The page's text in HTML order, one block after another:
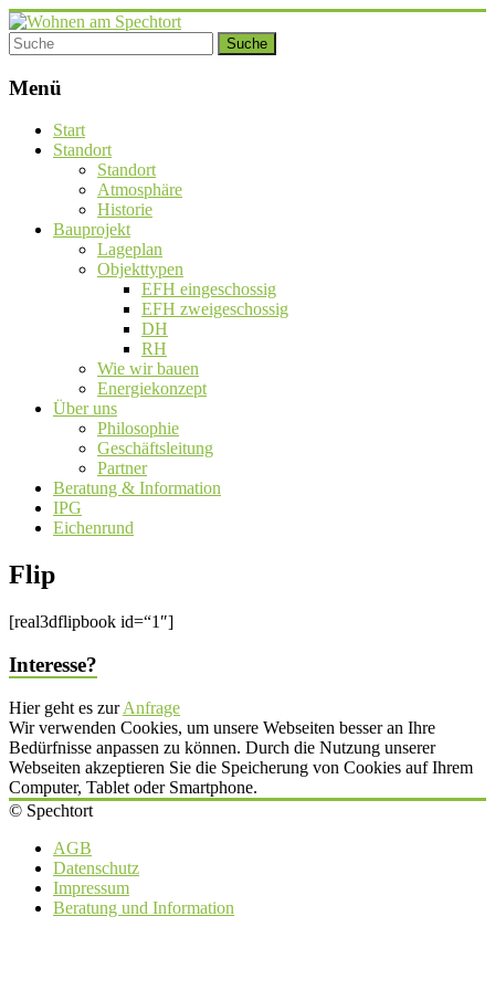
Menü
Start
Standort
Standort
Atmosphäre
Historie
Bauprojekt
Lageplan
Objekttypen
EFH eingeschossig
EFH zweigeschossig
DH
RH
Wie wir bauen
Energiekonzept
Über uns
Philosophie
Geschäftsleitung
Partner
Beratung & Information
IPG
Eichenrund
Flip
[real3dflipbook id=“1″]
Interesse?
Hier geht es zurAnfrage
Wir verwenden Cookies, um unsere Webseiten besser an Ihre
Bedürfnisse anpassen zu können. Durch die Nutzung unserer
Webseiten akzeptieren Sie die Speicherung von Cookies auf Ihrem
Computer, Tablet oder Smartphone.
© Spechtort
AGB
Datenschutz
Impressum
Beratung und Information